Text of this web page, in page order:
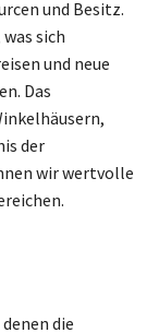
und Besitz.
sich
und neue
Das
der
wir wertvolle
die